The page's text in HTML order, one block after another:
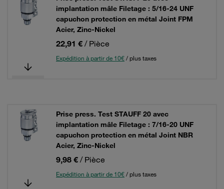
implantation mâle Filetage : 5/16-24 UNF
capuchon protection en métal Joint FPM
Acier, Zinc-Nickel
22,91 € / Pièce
Expédition à partir de 10€/ plus taxes
Prise press. Test STAUFF 20 avec
implantation mâle Filetage : 7/16-20 UNF
capuchon protection en métal Joint NBR
Acier, Zinc-Nickel
9,98 € / Pièce
Expédition à partir de 10€/ plus taxes